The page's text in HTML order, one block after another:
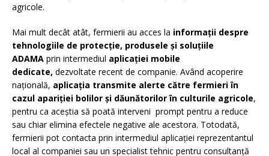
agricole.
Mai mult decât atât, fermierii au acces la informații despre
tehnologiile de protecție, produsele și soluțiile
ADAMA prin intermediul aplicației mobile
dedicate, dezvoltate recent de companie. Având acoperire
națională, aplicația transmite alerte către fermieri în
cazul apariției bolilor și dăunătorilor în culturile agricole,
pentru ca aceștia să poată interveni prompt pentru a reduce
sau chiar elimina efectele negative ale acestora. Totodată,
fermierii pot contacta prin intermediul aplicației reprezentantul
local al companiei sau un specialist tehnic pentru consultanță